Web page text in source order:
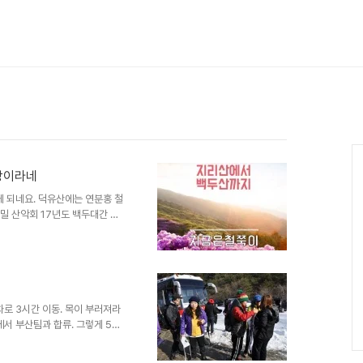
라네
되네요. 덕유산에는 연분홍 철
산악회 17년도 백두대간 가
간 남덕유산(1,507.4m) 2.
유 월성로 1230-14 4. 준비
로 3시간 이동. 목이 부러져라
서 부산팀과 합류. 그렇게 50
습니다. 버스 안에서는 김밥